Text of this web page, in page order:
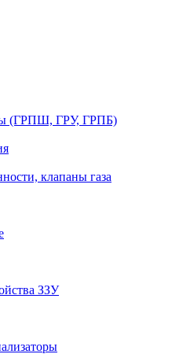
(ГРПШ, ГРУ, ГРПБ)
клапаны газа
ЗЗУ